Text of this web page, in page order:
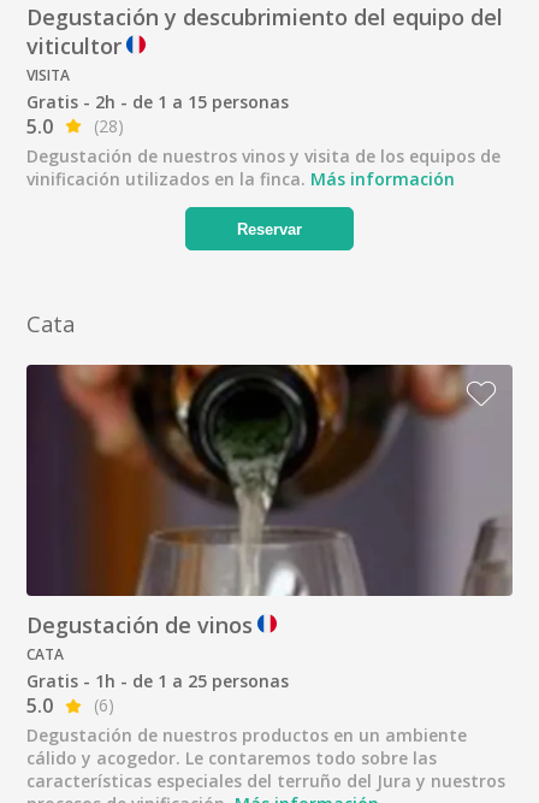
Degustación y descubrimiento del equipo del
viticultor
VISITA
Gratis - 2h - de 1 a 15 personas
5.0
(28)
Degustación de nuestros vinos y visita de los equipos de
vinificación utilizados en la finca. Más información
Reservar
Cata
Degustación de vinos
CATA
Gratis - 1h - de 1 a 25 personas
5.0
(6)
Degustación de nuestros productos en un ambiente
cálido y acogedor. Le contaremos todo sobre las
características especiales del terruño del Jura y nuestros